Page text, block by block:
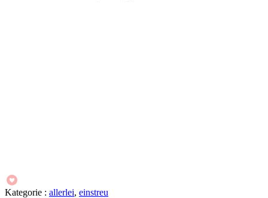
Kategorie : allerlei, einstreu